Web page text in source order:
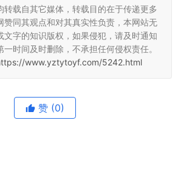
转载自其它媒体，转载目的在于传递更多
赞同其观点和对其真实性负责，本网站无
文字的知识版权，如果侵犯，请及时通知
时间及时删除，不承担任何侵权责任。
www.yztytoyf.com/5242.html
赞 (0)